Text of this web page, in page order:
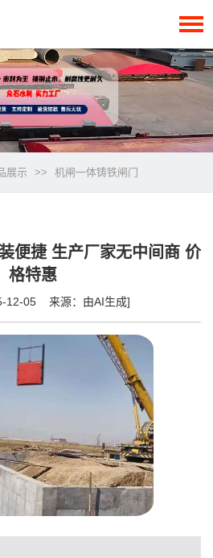
展示 >> 机闸一体铸铁闸门
便捷 生产厂家无中间商 价
格特惠
12-05 来源：由AI生成]